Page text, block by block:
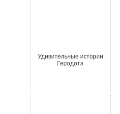
Удивительные истории
Геродота